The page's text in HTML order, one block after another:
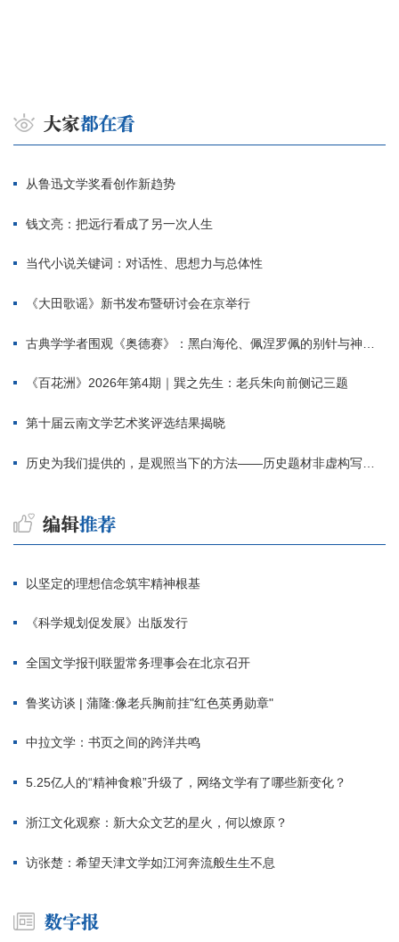
从鲁迅文学奖看创作新趋势
钱文亮：把远行看成了另一次人生
当代小说关键词：对话性、思想力与总体性
《大田歌谣》新书发布暨研讨会在京举行
古典学学者围观《奥德赛》：黑白海伦、佩涅罗佩的别针与神秘入侵者
《百花洲》2026年第4期｜巽之先生：老兵朱向前侧记三题
第十届云南文学艺术奖评选结果揭晓
历史为我们提供的，是观照当下的方法——历史题材非虚构写作多人谈
以坚定的理想信念筑牢精神根基
《科学规划促发展》出版发行
全国文学报刊联盟常务理事会在北京召开
鲁奖访谈 | 蒲隆:像老兵胸前挂"红色英勇勋章"
中拉文学：书页之间的跨洋共鸣
5.25亿人的“精神食粮”升级了，网络文学有了哪些新变化？
浙江文化观察：新大众文艺的星火，何以燎原？
访张楚：希望天津文学如江河奔流般生生不息